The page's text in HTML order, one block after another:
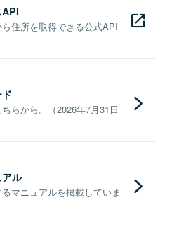
住所を取得できる公式API
らから。（2026年7月31日
ル
マニュアルを掲載していま